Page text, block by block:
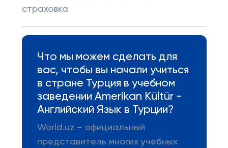
страховка
Что мы можем сделать для
вас, чтобы вы начали учиться
в стране Турция в учебном
заведении Amerikan Kültür -
Английский Язык в Турции?
World.uz – официальный
представитель многих учебных